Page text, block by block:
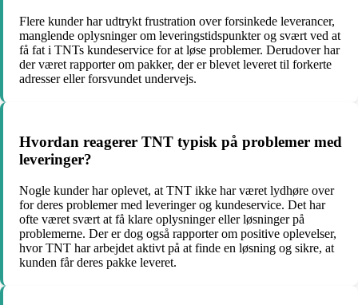
Flere kunder har udtrykt frustration over forsinkede leverancer,
manglende oplysninger om leveringstidspunkter og svært ved at
få fat i TNTs kundeservice for at løse problemer. Derudover har
der været rapporter om pakker, der er blevet leveret til forkerte
adresser eller forsvundet undervejs.
Hvordan reagerer TNT typisk på problemer med
leveringer?
Nogle kunder har oplevet, at TNT ikke har været lydhøre over
for deres problemer med leveringer og kundeservice. Det har
ofte været svært at få klare oplysninger eller løsninger på
problemerne. Der er dog også rapporter om positive oplevelser,
hvor TNT har arbejdet aktivt på at finde en løsning og sikre, at
kunden får deres pakke leveret.